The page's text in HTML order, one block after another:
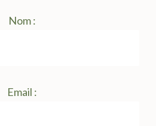
Nom :
Email :